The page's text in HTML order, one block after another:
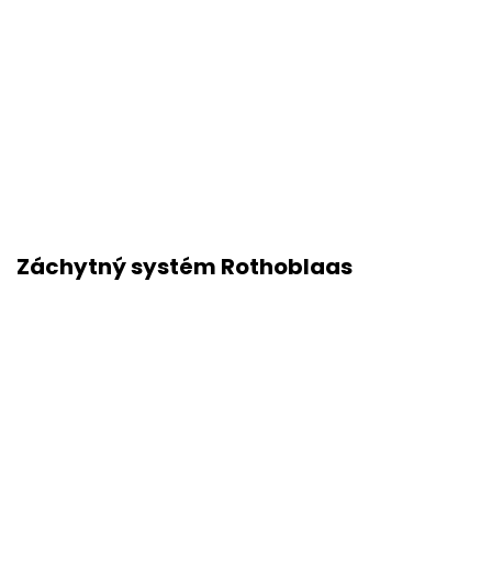
Záchytný systém Rothoblaas